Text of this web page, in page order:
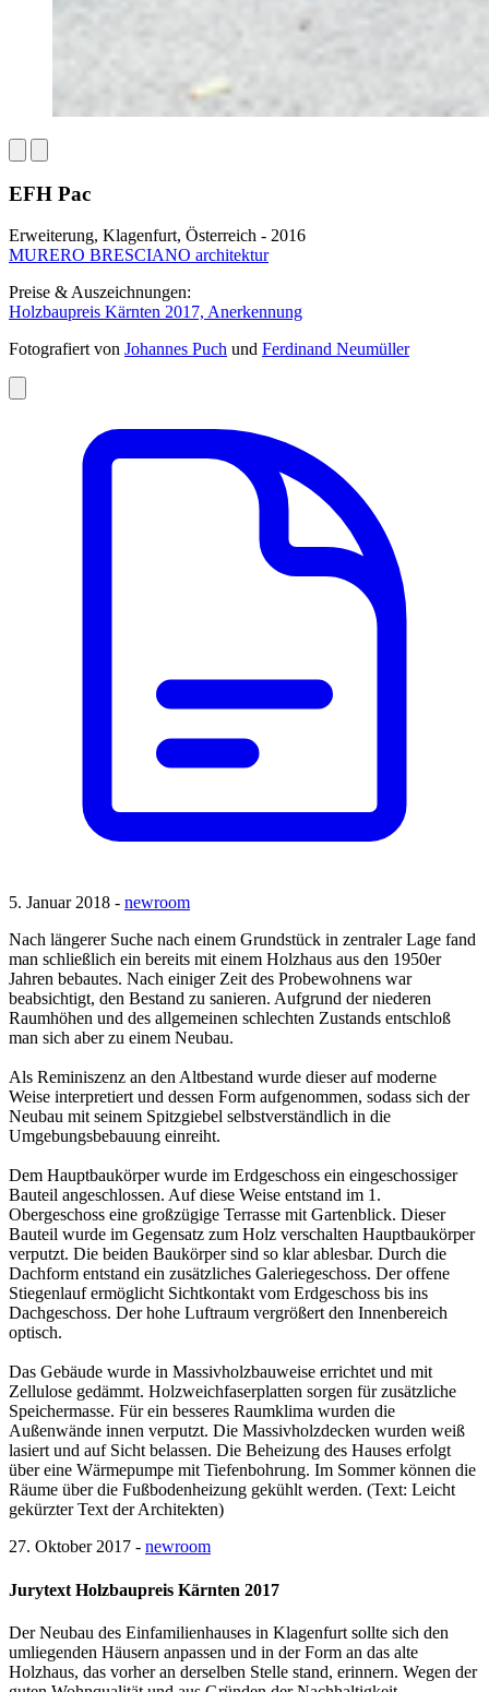
EFH Pac
Erweiterung, Klagenfurt, Österreich - 2016
MURERO BRESCIANO architektur
Preise & Auszeichnungen:
Holzbaupreis Kärnten 2017, Anerkennung
Fotografiert von Johannes Puch und Ferdinand Neumüller
5. Januar 2018 - newroom
Nach längerer Suche nach einem Grundstück in zentraler Lage fand
man schließlich ein bereits mit einem Holzhaus aus den 1950er
Jahren bebautes. Nach einiger Zeit des Probewohnens war
beabsichtigt, den Bestand zu sanieren. Aufgrund der niederen
Raumhöhen und des allgemeinen schlechten Zustands entschloß
man sich aber zu einem Neubau.
Als Reminiszenz an den Altbestand wurde dieser auf moderne
Weise interpretiert und dessen Form aufgenommen, sodass sich der
Neubau mit seinem Spitzgiebel selbstverständlich in die
Umgebungsbebauung einreiht.
Dem Hauptbaukörper wurde im Erdgeschoss ein eingeschossiger
Bauteil angeschlossen. Auf diese Weise entstand im 1.
Obergeschoss eine großzügige Terrasse mit Gartenblick. Dieser
Bauteil wurde im Gegensatz zum Holz verschalten Hauptbaukörper
verputzt. Die beiden Baukörper sind so klar ablesbar. Durch die
Dachform entstand ein zusätzliches Galeriegeschoss. Der offene
Stiegenlauf ermöglicht Sichtkontakt vom Erdgeschoss bis ins
Dachgeschoss. Der hohe Luftraum vergrößert den Innenbereich
optisch.
Das Gebäude wurde in Massivholzbauweise errichtet und mit
Zellulose gedämmt. Holzweichfaserplatten sorgen für zusätzliche
Speichermasse. Für ein besseres Raumklima wurden die
Außenwände innen verputzt. Die Massivholzdecken wurden weiß
lasiert und auf Sicht belassen. Die Beheizung des Hauses erfolgt
über eine Wärmepumpe mit Tiefenbohrung. Im Sommer können die
Räume über die Fußbodenheizung gekühlt werden. (Text: Leicht
gekürzter Text der Architekten)
27. Oktober 2017 - newroom
Jurytext Holzbaupreis Kärnten 2017
Der Neubau des Einfamilienhauses in Klagenfurt sollte sich den
umliegenden Häusern anpassen und in der Form an das alte
Holzhaus, das vorher an derselben Stelle stand, erinnern. Wegen der